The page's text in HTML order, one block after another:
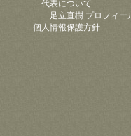
代表について
足立直樹 プロフィー
個人情報保護方針